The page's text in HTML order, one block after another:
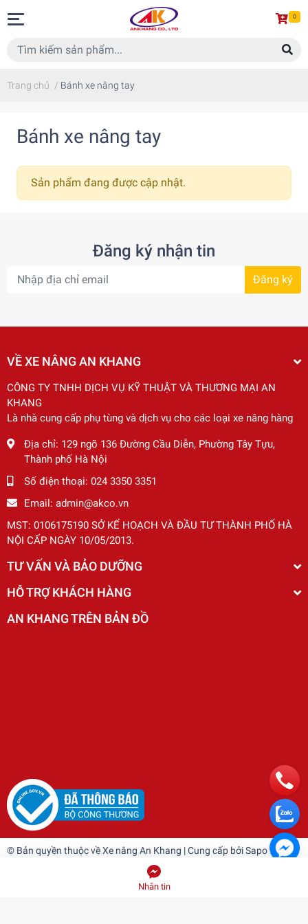
0
Trang chủ / Bánh xe nâng tay
Bánh xe nâng tay
Sản phẩm đang được cập nhật.
Đăng ký nhận tin
Đăng ký
VỀ XE NÂNG AN KHANG
CÔNG TY TNHH DỊCH VỤ KỸ THUẬT VÀ THƯƠNG MẠI AN
KHANG
Là nhà cung cấp phụ tùng và dịch vụ cho các loại xe nâng hàng
Địa chỉ: 129 ngõ 136 Đường Cầu Diễn, Phường Tây Tựu,
Thành phố Hà Nội
Số điện thoại: 024 3350 3351
Email: admin@akco.vn
MST: 0106175190 SỞ KẾ HOẠCH VÀ ĐẦU TƯ THÀNH PHỐ HÀ
NỘI CẤP NGÀY 10/05/2013.
TƯ VẤN VÀ BẢO DƯỠNG
HỖ TRỢ KHÁCH HÀNG
AN KHANG TRÊN BẢN ĐỒ
© Bản quyền thuộc vềXe nâng An Khang | Cung cấp bởiSapo
Nhắn tin